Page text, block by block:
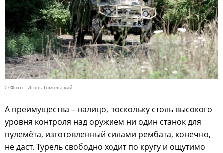
© Фото : Игорь Гомольский
А преимущества – налицо, поскольку столь высокого
уровня контроля над оружием ни один станок для
пулемёта, изготовленный силами рембата, конечно,
не даст. Турель свободно ходит по кругу и ощутимо